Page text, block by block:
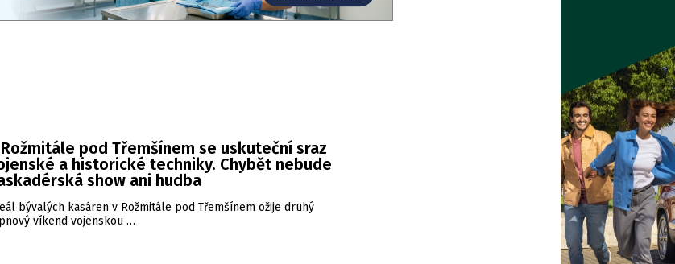
pod Třemšínem se uskuteční sraz
a historické techniky. Chybět nebude
show ani hudba
bývalých kasáren v Rožmitále pod Třemšínem ožije druhý
víkend vojenskou …